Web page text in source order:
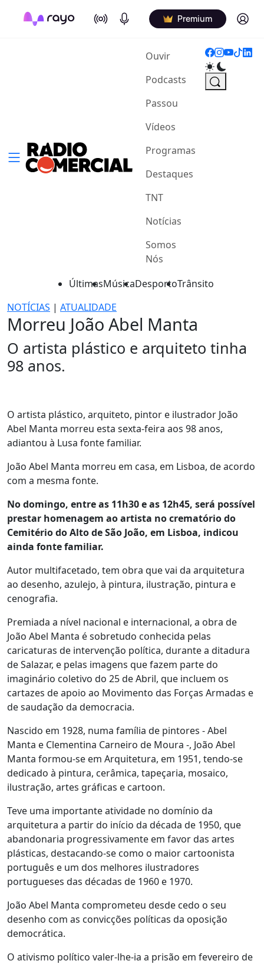
On Air Podcasts Premium Log in
Ouvir(current)
Podcasts
Passou
Vídeos
Programas
Destaques
TNT
Notícias
Somos
Nós
ÚltimasMúsicaDesportoTrânsito
NOTÍCIAS | ATUALIDADE
Morreu João Abel Manta
O artista plástico e arquiteto tinha
98 anos.
O artista plástico, arquiteto, pintor e ilustrador João
Abel Manta morreu esta sexta-feira aos 98 anos,
adiantou à Lusa fonte familiar.
João Abel Manta morreu em casa, em Lisboa, de acordo
com a mesma fonte.
No domingo, entre as 11h30 e as 12h45, será possível
prestar homenagem ao artista no crematório do
Cemitério do Alto de São João, em Lisboa, indicou
ainda fonte familiar.
Autor multifacetado, tem obra que vai da arquitetura
ao desenho, azulejo, à pintura, ilustração, pintura e
cenografia.
Premiada a nível nacional e internacional, a obra de
João Abel Manta é sobretudo conhecida pelas
caricaturas de intervenção política, durante a ditadura
de Salazar, e pelas imagens que fazem parte do
imaginário coletivo do 25 de Abril, que incluem os
cartazes de apoio ao Movimento das Forças Armadas e
de saudação da democracia.
Nascido em 1928, numa família de pintores - Abel
Manta e Clementina Carneiro de Moura -, João Abel
Manta formou-se em Arquitetura, em 1951, tendo-se
dedicado à pintura, cerâmica, tapeçaria, mosaico,
ilustração, artes gráficas e cartoon.
Teve uma importante atividade no domínio da
arquitetura a partir do início da década de 1950, que
abandonaria progressivamente em favor das artes
plásticas, destacando-se como o maior cartoonista
português e um dos melhores ilustradores
portugueses das décadas de 1960 e 1970.
João Abel Manta comprometeu desde cedo o seu
desenho com as convicções políticas da oposição
democrática.
O ativismo político valer-lhe-ia a prisão em fevereiro de